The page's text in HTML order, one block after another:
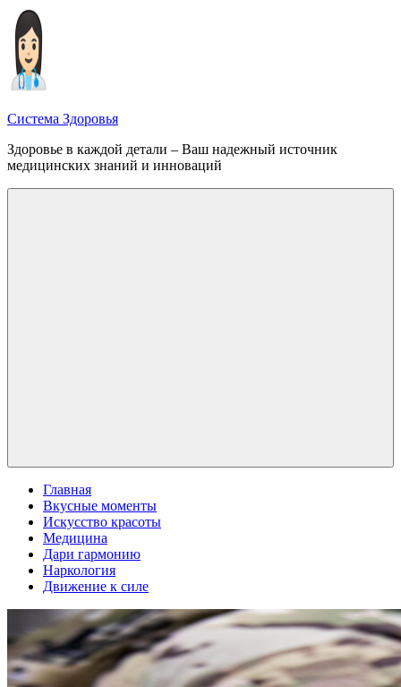
Перейти
содержимому
Система Здоровья
Здоровье в каждой детали – Ваш надежный источник
медицинских знаний и инноваций
Главная
Вкусные моменты
Искусство красоты
Медицина
Дари гармонию
Наркология
Движение к силе